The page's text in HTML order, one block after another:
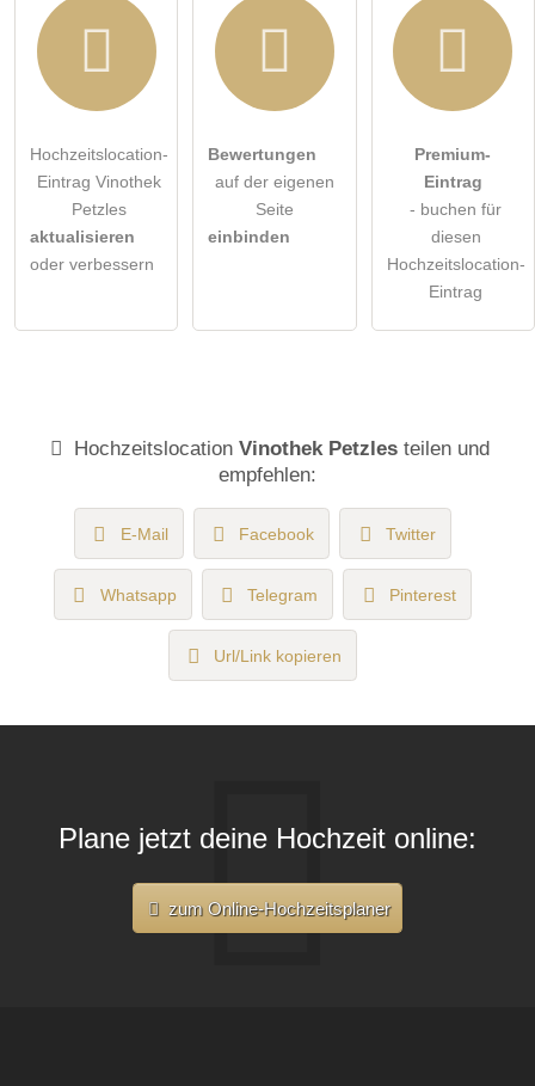
Hochzeitslocation-
Eintrag Vinothek
Petzles
aktualisieren
oder verbessern
Bewertungen
auf der eigenen
Seite
einbinden
Premium-
Eintrag
- buchen für
diesen
Hochzeitslocation-
Eintrag
Hochzeitslocation Vinothek Petzlesteilen und
empfehlen:
E-Mail Facebook Twitter
Whatsapp Telegram Pinterest
Url/Link kopieren
Plane jetzt deine Hochzeit online:
zum Online-Hochzeitsplaner